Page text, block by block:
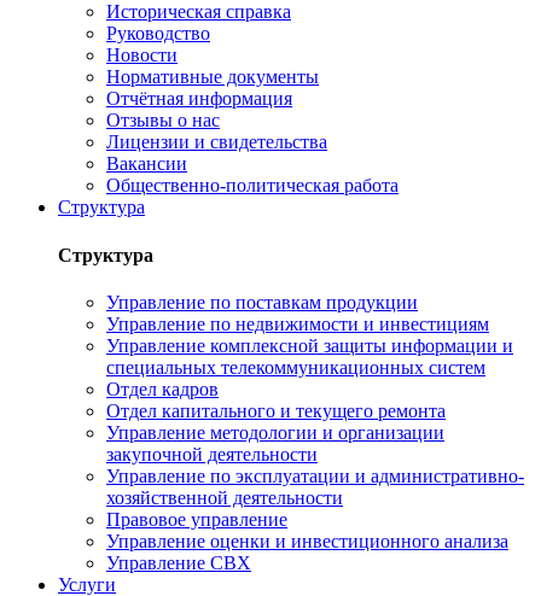
Историческая справка
Руководство
Новости
Нормативные документы
Отчётная информация
Отзывы о нас
Лицензии и свидетельства
Вакансии
Общественно-политическая работа
Структура
Структура
Управление по поставкам продукции
Управление по недвижимости и инвестициям
Управление комплексной защиты информации и
специальных телекоммуникационных систем
Отдел кадров
Отдел капитального и текущего ремонта
Управление методологии и организации
закупочной деятельности
Управление по эксплуатации и административно-
хозяйственной деятельности
Правовое управление
Управление оценки и инвестиционного анализа
Управление СВХ
Услуги